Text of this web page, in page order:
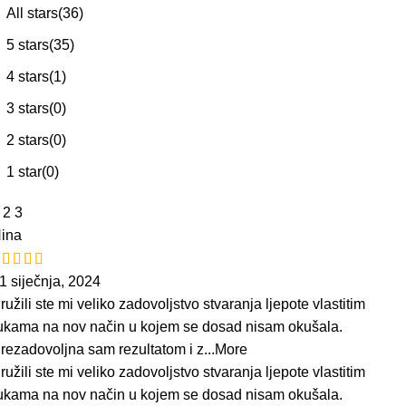
All stars(36)
5 stars(35)
4 stars(1)
3 stars(0)
2 stars(0)
1 star(0)
2 3
siječnja, 2024
ste mi veliko zadovoljstvo stvaranja ljepote vlastitim
na nov način u kojem se dosad nisam okušala.
sam rezultatom i z...More
ste mi veliko zadovoljstvo stvaranja ljepote vlastitim
na nov način u kojem se dosad nisam okušala.